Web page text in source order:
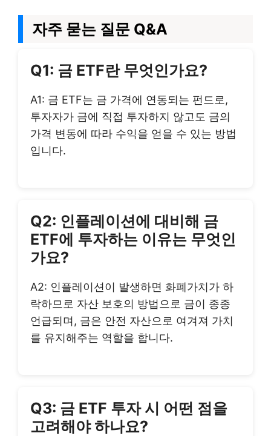
자주 묻는 질문 Q&A
Q1: 금 ETF란 무엇인가요?
A1: 금 ETF는 금 가격에 연동되는 펀드로,
투자자가 금에 직접 투자하지 않고도 금의
가격 변동에 따라 수익을 얻을 수 있는 방법
입니다.
Q2: 인플레이션에 대비해 금
ETF에 투자하는 이유는 무엇인
가요?
A2: 인플레이션이 발생하면 화폐가치가 하
락하므로 자산 보호의 방법으로 금이 종종
언급되며, 금은 안전 자산으로 여겨져 가치
를 유지해주는 역할을 합니다.
Q3: 금 ETF 투자 시 어떤 점을
고려해야 하나요?